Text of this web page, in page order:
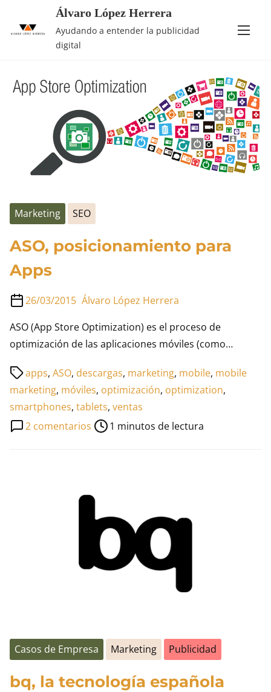
Álvaro López Herrera
Ayudando a entender la publicidad
digital
Etiqueta:smartphones
Marketing SEO
ASO, posicionamiento para
Apps
26/03/2015 Álvaro López Herrera
ASO (App Store Optimization) es el proceso de
optimización de las aplicaciones móviles (como…
apps, ASO, descargas, marketing, mobile, mobile
marketing, móviles, optimización, optimization,
smartphones, tablets, ventas
2 comentarios en
Tiempo
de
lectura
de
1 minutos de lectura
Casos de Empresa Marketing Publicidad
bq, la tecnología española